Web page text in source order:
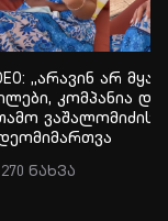
„არავინ არ
კომპანია და
ვაშალომიძის
270 ნახვა